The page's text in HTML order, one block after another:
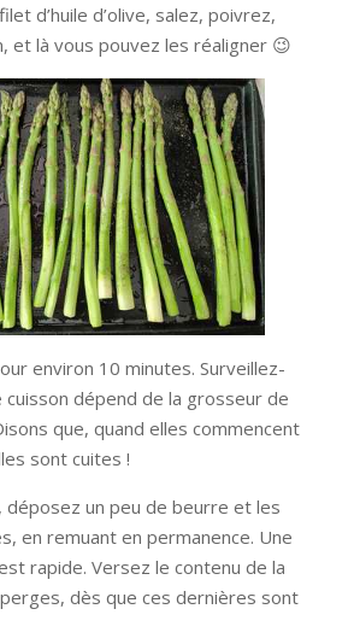
d’huile d’olive, salez, poivrez,
et là vous pouvez les réaligner 😉
environ 10 minutes. Surveillez-
dépend de la grosseur de
que, quand elles commencent
sont cuites !
déposez un peu de beurre et les
en remuant en permanence. Une
rapide. Versez le contenu de la
dès que ces dernières sont